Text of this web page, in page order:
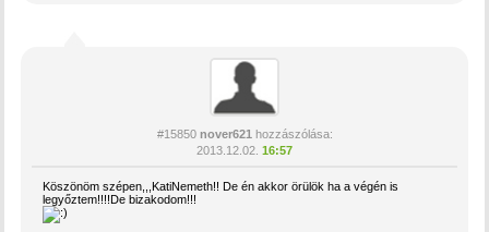
#15850 nover621 hozzászólása:
2013.12.02. 16:57
Köszönöm szépen,,,KatiNemeth!! De én akkor örülök ha a végén is
legyőztem!!!!De bizakodom!!!